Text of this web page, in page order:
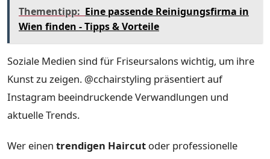
Thementipp: Eine passende Reinigungsfirma in
Wien finden - Tipps & Vorteile
Soziale Medien sind für Friseursalons wichtig, um ihre
Kunst zu zeigen. @cchairstyling präsentiert auf
Instagram beeindruckende Verwandlungen und
aktuelle Trends.
Wer einen trendigen Haircut oder professionelle